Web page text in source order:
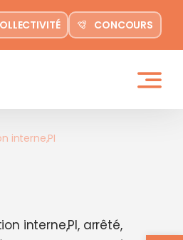
CONCOURS
interne,PI
interne,PI, arrêté,